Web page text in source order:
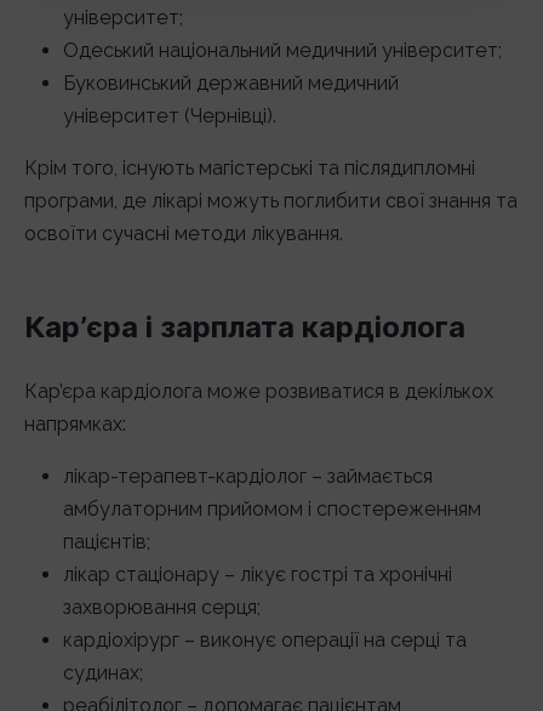
університет;
Одеський національний медичний університет;
Буковинський державний медичний
університет (Чернівці).
Крім того, існують магістерські та післядипломні
програми, де лікарі можуть поглибити свої знання та
освоїти сучасні методи лікування.
Кар’єра і зарплата кардіолога
Кар’єра кардіолога може розвиватися в декількох
напрямках:
лікар-терапевт-кардіолог – займається
амбулаторним прийомом і спостереженням
пацієнтів;
лікар стаціонару – лікує гострі та хронічні
захворювання серця;
кардіохірург – виконує операції на серці та
судинах;
реабілітолог – допомагає пацієнтам